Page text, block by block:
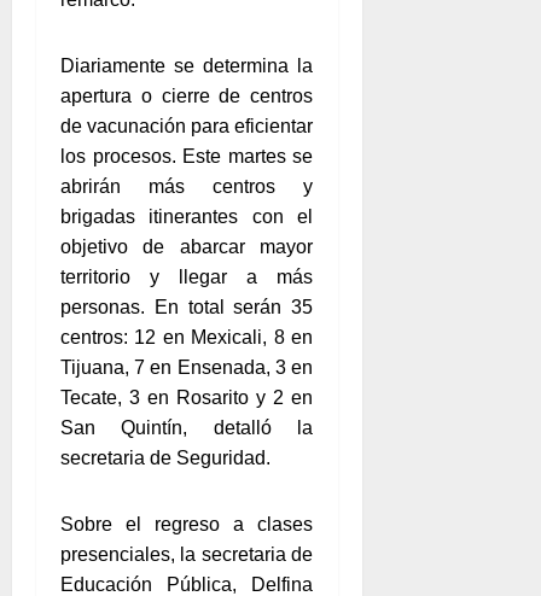
Diariamente se determina la
apertura o cierre de centros
de vacunación para eficientar
los procesos. Este martes se
abrirán más centros y
brigadas itinerantes con el
objetivo de abarcar mayor
territorio y llegar a más
personas. En total serán 35
centros: 12 en Mexicali, 8 en
Tijuana, 7 en Ensenada, 3 en
Tecate, 3 en Rosarito y 2 en
San Quintín, detalló la
secretaria de Seguridad.
Sobre el regreso a clases
presenciales, la secretaria de
Educación Pública, Delfina